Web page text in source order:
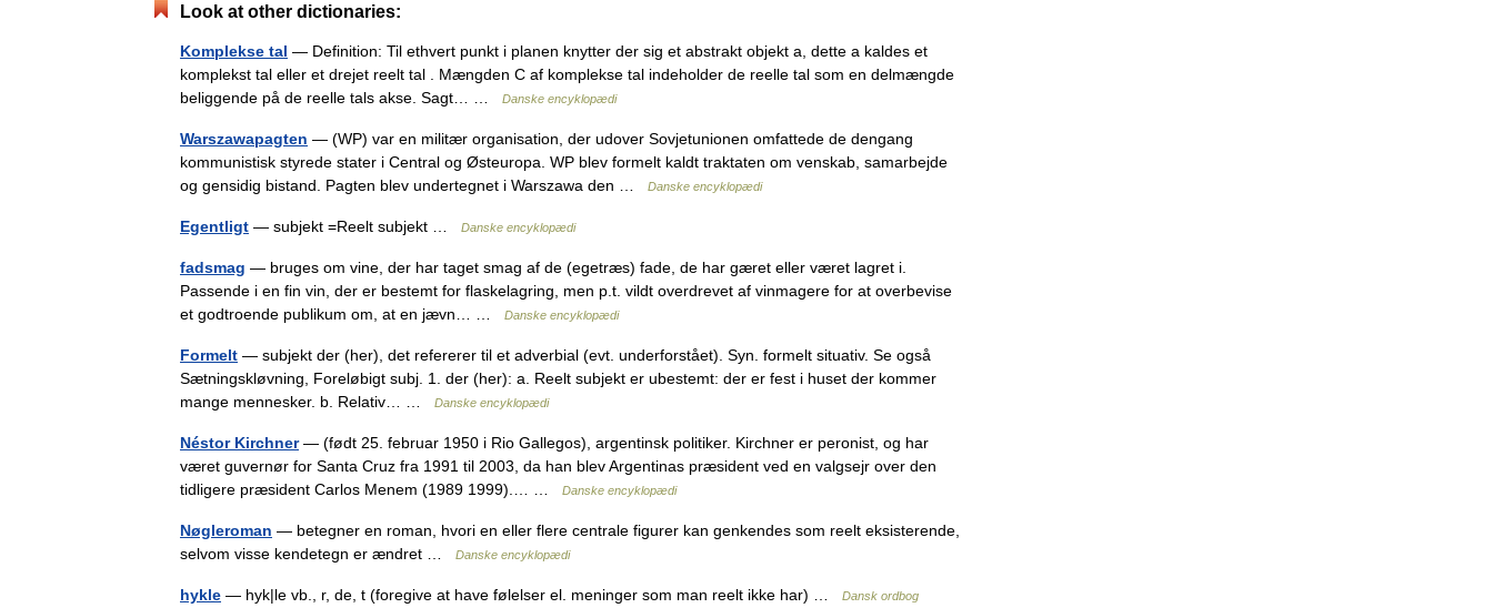
Look at other dictionaries:
Komplekse tal — Definition: Til ethvert punkt i planen knytter der sig et abstrakt objekt a, dette a kaldes et
komplekst tal eller et drejet reelt tal . Mængden C af komplekse tal indeholder de reelle tal som en delmængde
beliggende på de reelle tals akse. Sagt… …
Danske encyklopædi
Warszawapagten — (WP) var en militær organisation, der udover Sovjetunionen omfattede de dengang
kommunistisk styrede stater i Central og Østeuropa. WP blev formelt kaldt traktaten om venskab, samarbejde
og gensidig bistand. Pagten blev undertegnet i Warszawa den …
Danske encyklopædi
Egentligt — subjekt =Reelt subjekt … Danske encyklopædi
fadsmag — bruges om vine, der har taget smag af de (egetræs) fade, de har gæret eller været lagret i.
Passende i en fin vin, der er bestemt for flaskelagring, men p.t. vildt overdrevet af vinmagere for at overbevise
et godtroende publikum om, at en jævn… …
Danske encyklopædi
Formelt — subjekt der (her), det refererer til et adverbial (evt. underforstået). Syn. formelt situativ. Se også
Sætningskløvning, Foreløbigt subj. 1. der (her): a. Reelt subjekt er ubestemt: der er fest i huset der kommer
mange mennesker. b. Relativ… …
Danske encyklopædi
Néstor Kirchner— (født 25. februar 1950 i Rio Gallegos), argentinsk politiker. Kirchner er peronist, og har
været guvernør for Santa Cruz fra 1991 til 2003, da han blev Argentinas præsident ved en valgsejr over den
tidligere præsident Carlos Menem (1989 1999).… …
Danske encyklopædi
Nøgleroman — betegner en roman, hvori en eller flere centrale figurer kan genkendes som reelt eksisterende,
selvom visse kendetegn er ændret …
Danske encyklopædi
hykle — hyk|le vb., r, de, t (foregive at have følelser el. meninger som man reelt ikke har) … Dansk ordbog